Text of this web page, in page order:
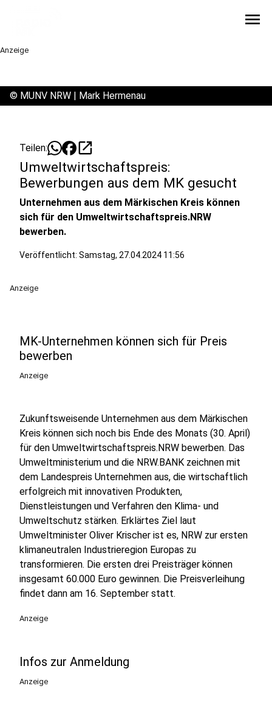
menu
Anzeige
© MUNV NRW | Mark Hermenau
Teilen: open_in_new
Umweltwirtschaftspreis:
Bewerbungen aus dem MK gesucht
Unternehmen aus dem Märkischen Kreis können
sich für den Umweltwirtschaftspreis.NRW
bewerben.
Veröffentlicht: Samstag, 27.04.2024 11:56
Anzeige
MK-Unternehmen können sich für Preis
bewerben
Anzeige
Zukunftsweisende Unternehmen aus dem Märkischen
Kreis können sich noch bis Ende des Monats (30. April)
für den Umweltwirtschaftspreis.NRW bewerben. Das
Umweltministerium und die NRW.BANK zeichnen mit
dem Landespreis Unternehmen aus, die wirtschaftlich
erfolgreich mit innovativen Produkten,
Dienstleistungen und Verfahren den Klima- und
Umweltschutz stärken. Erklärtes Ziel laut
Umweltminister Oliver Krischer ist es, NRW zur ersten
klimaneutralen Industrieregion Europas zu
transformieren. Die ersten drei Preisträger können
insgesamt 60.000 Euro gewinnen. Die Preisverleihung
findet dann am 16. September statt.
Anzeige
Infos zur Anmeldung
Anzeige